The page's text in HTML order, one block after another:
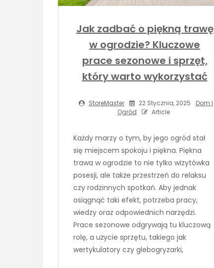
Jak zadbać o piękną trawę
w ogrodzie? Kluczowe
prace sezonowe i sprzęt,
który warto wykorzystać
StoreMaster 22 Stycznia, 2025
Dom I
Ogród
Article
Każdy marzy o tym, by jego ogród stał
się miejscem spokoju i piękna. Piękna
trawa w ogrodzie to nie tylko wizytówka
posesji, ale także przestrzeń do relaksu
czy rodzinnych spotkań. Aby jednak
osiągnąć taki efekt, potrzeba pracy,
wiedzy oraz odpowiednich narzędzi.
Prace sezonowe odgrywają tu kluczową
rolę, a użycie sprzętu, takiego jak
wertykulatory czy glebogryzarki,